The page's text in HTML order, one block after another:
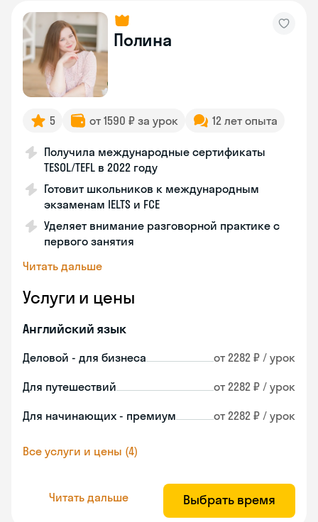
Полина
5 от 1590 ₽ за урок 12 лет опыта
Получила международные сертификаты
TESOL/TEFL в 2022 году
Готовит школьников к международным
экзаменам IELTS и FCE
Уделяет внимание разговорной практике с
первого занятия
Читать дальше
Услуги и цены
Английский язык
Деловой - для бизнеса от 2282 ₽ / урок
Для путешествий от 2282 ₽ / урок
Для начинающих - премиум от 2282 ₽ / урок
Все услуги и цены (4)
Читать дальше Выбрать время